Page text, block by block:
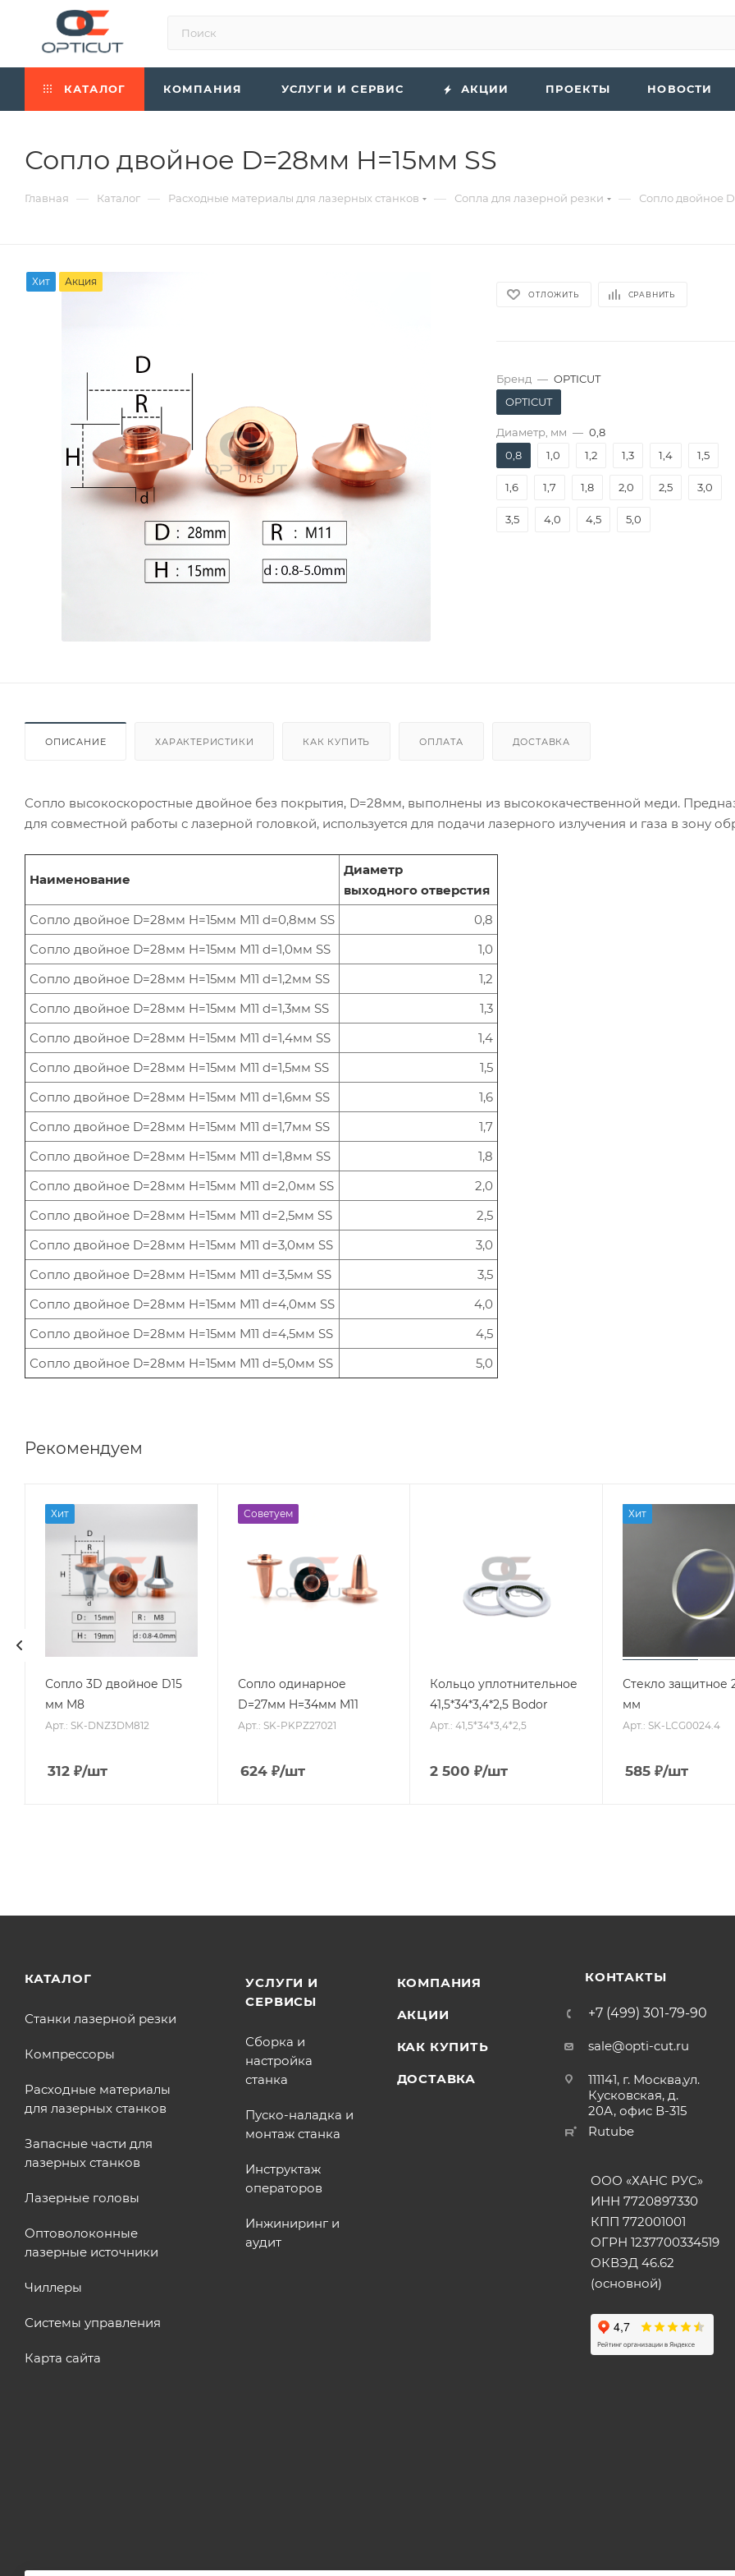
КАТАЛОГ КОМПАНИЯ УСЛУГИ И СЕРВИС АКЦИИ ПРОЕКТЫ НОВОСТИ
Сопло двойное D=28мм H=15мм SS
Главная — Каталог — Расходные материалы для лазерных станков — Сопла для лазерной резки — Сопло двойное
Хит Акция
ОТЛОЖИТЬ СРАВНИТЬ
Бренд — OPTICUT
OPTICUT
Диаметр, мм — 0,8
0,8
1,0 1,2 1,3 1,4 1,5
1,6 1,7 1,8 2,0 2,5 3,0
3,5 4,0 4,5 5,0
ОПИСАНИЕ ХАРАКТЕРИСТИКИ КАК КУПИТЬ ОПЛАТА ДОСТАВКА
Сопло высокоскоростные двойное без покрытия, D=28мм, выполнены из высококачественной меди.
для совместной работы с лазерной головкой, используется для подачи лазерного излучения и газа в зону
Наименование
Диаметр
выходного отверстия
Сопло двойное D=28мм H=15мм M11 d=0,8мм SS
0,8
Сопло двойное D=28мм H=15мм M11 d=1,0мм SS
1,0
Сопло двойное D=28мм H=15мм M11 d=1,2мм SS
1,2
Сопло двойное D=28мм H=15мм M11 d=1,3мм SS
1,3
Сопло двойное D=28мм H=15мм M11 d=1,4мм SS
1,4
Сопло двойное D=28мм H=15мм M11 d=1,5мм SS
1,5
Сопло двойное D=28мм H=15мм M11 d=1,6мм SS
1,6
Сопло двойное D=28мм H=15мм M11 d=1,7мм SS
1,7
Сопло двойное D=28мм H=15мм M11 d=1,8мм SS
1,8
Сопло двойное D=28мм H=15мм M11 d=2,0мм SS
2,0
Сопло двойное D=28мм H=15мм M11 d=2,5мм SS
2,5
Сопло двойное D=28мм H=15мм M11 d=3,0мм SS
3,0
Сопло двойное D=28мм H=15мм M11 d=3,5мм SS
3,5
Сопло двойное D=28мм H=15мм M11 d=4,0мм SS
4,0
Сопло двойное D=28мм H=15мм M11 d=4,5мм SS
4,5
Сопло двойное D=28мм H=15мм M11 d=5,0мм SS
5,0
Рекомендуем
Хит
Сопло 3D двойное D15
мм M8
Арт.: SK-DNZ3DM812
312₽/шт
Советуем
Сопло одинарное
D=27мм H=34мм M11
Арт.: SK-PKPZ27021
624₽/шт
Кольцо уплотнительное
41,5*34*3,4*2,5 Bodor
Арт.: 41,5*34*3,4*2,5
2 500 ₽/шт
Хит
Стекло защитное
мм
Арт.: SK-LCG0024.4
585 ₽/шт
КАТАЛОГ
Станки лазерной резки
Компрессоры
Расходные материалы
для лазерных станков
Запасные части для
лазерных станков
Лазерные головы
Оптоволоконные
лазерные источники
Чиллеры
Системы управления
Карта сайта
УСЛУГИ И
СЕРВИСЫ
Сборка и
настройка
станка
Пуско-наладка и
монтаж станка
Инструктаж
операторов
Инжиниринг и
аудит
КОМПАНИЯ
АКЦИИ
КАК КУПИТЬ
ДОСТАВКА
КОНТАКТЫ
+7 (499) 301-79-90
sale@opti-cut.ru
111141, г. Москва,ул.
Кусковская, д.
20А, офис В-315
Rutube
ООО «ХАНС РУС»
ИНН 7720897330
КПП 772001001
ОГРН 1237700334519
ОКВЭД 46.62
(основной)